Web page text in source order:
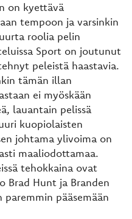
on kyettävä
tempoon ja varsinkin
roolia pelin
Sport on joutunut
peleistä haastavia.
tämän illan
ei myöskään
lauantain pelissä
kuopiolaisten
johtama ylivoima on
maaliodottamaa.
tehokkaina ovat
Brad Hunt ja Branden
pääsemään